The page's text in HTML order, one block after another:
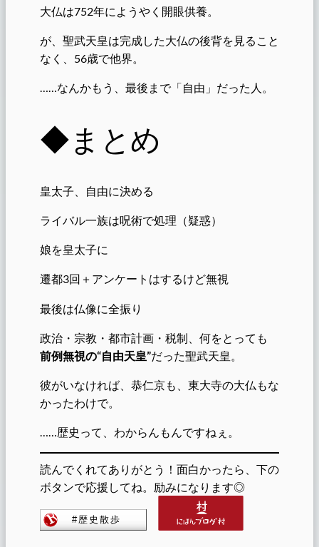
大仏は752年にようやく開眼供養。
が、聖武天皇は完成した大仏の後背を見ること
なく、56歳で他界。
……なんかもう、最後まで「自由」だった人。
◆まとめ
皇太子、自由に決める
ライバル一族は呪術で処理（疑惑）
娘を皇太子に
遷都3回＋アンケートはするけど無視
最後は仏像に全振り
政治・宗教・都市計画・税制、何をとっても
前例無視の“自由天皇”だった聖武天皇。
彼がいなければ、恭仁京も、東大寺の大仏もな
かったわけで。
……歴史って、わからんもんですねぇ。
読んでくれてありがとう！面白かったら、下の
ボタンで応援してね。励みになります◎